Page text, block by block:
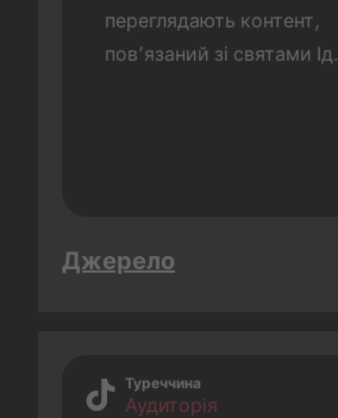
переглядають контент,
пов’язаний зі святами Ід.
Джерело
Туреччина
Аудиторія